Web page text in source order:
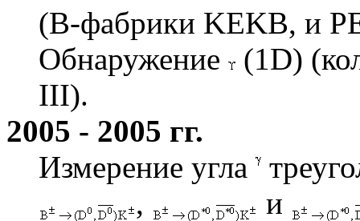
(B-фабрики KEKB, и
Обнаружение
(1D)
III).
2005 - 2005 гг.
Измерение угла
,
и